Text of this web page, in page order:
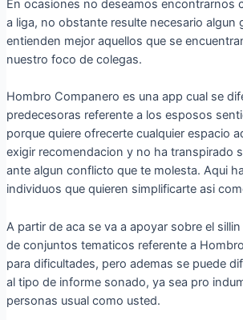
En ocasiones no deseamos encontrarnos
a liga, no obstante resulte necesario algun
entienden mejor aquellos que se
nuestro foco de colegas.
Hombro Companero es una app cual se
predecesoras referente a los esposos
porque quiere ofrecerte cualquier espacio
exigir recomendacion y no ha transpirado
ante algun conflicto que te molesta. Aqui
individuos que quieren simplificarte asi­
A partir de aca se va a apoyar sobre el
de conjuntos tematicos referente a
para dificultades, pero ademas se puede
al tipo de informe sonado, ya sea pro
personas usual como usted.